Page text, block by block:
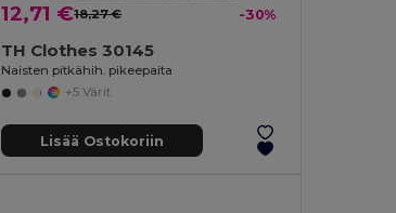
12,71 €18,27 € -30%
TH Clothes 30145
Naisten pitkähih. pikeepaita
+5 Värit
Lisää Ostokoriin